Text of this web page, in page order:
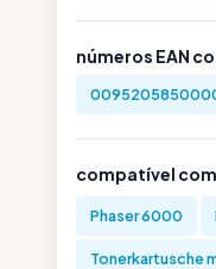
números EAN
compatível
Phaser 6000
Tonerkartusche